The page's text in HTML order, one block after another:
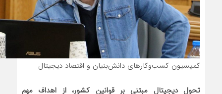
کمیسیون کسب‌وکارهای دانش‌بنیان و اقتصاد دیجیتال
تحول دیجیتال مبتنی بر قوانین کشور، از اهداف مهم